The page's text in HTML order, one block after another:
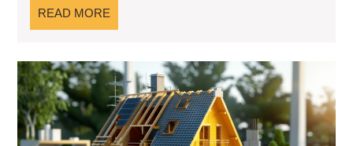
READ MORE
MORE
—